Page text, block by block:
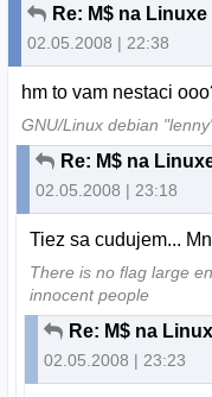
Re: M$ na Linuxe
02.05.2008 | 22:38
hm to vam nestaci
GNU/Linux debian
Re: M$ na
02.05.2008 | 23:18
Tiez sa cudujem...
There is no flag large
innocent people
Re: M$ na
02.05.2008 | 23:23